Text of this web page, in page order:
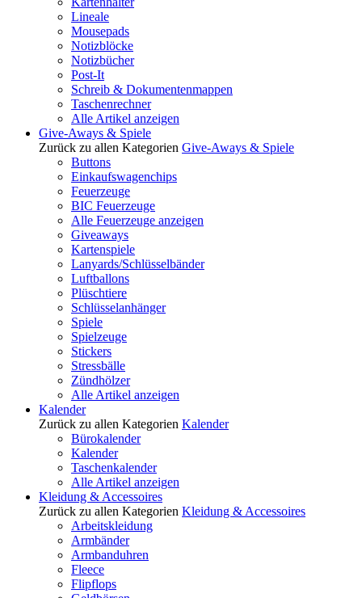
Lineale
Mousepads
Notizblöcke
Notizbücher
Post-It
Schreib & Dokumentenmappen
Taschenrechner
Alle Artikel anzeigen
Give-Aways & Spiele
Zurück zu allen Kategorien Give-Aways & Spiele
Buttons
Einkaufswagenchips
Feuerzeuge
BIC Feuerzeuge
Alle Feuerzeuge anzeigen
Giveaways
Kartenspiele
Lanyards/Schlüsselbänder
Luftballons
Plüschtiere
Schlüsselanhänger
Spiele
Spielzeuge
Stickers
Stressbälle
Zündhölzer
Alle Artikel anzeigen
Kalender
Zurück zu allen Kategorien Kalender
Bürokalender
Kalender
Taschenkalender
Alle Artikel anzeigen
Kleidung & Accessoires
Zurück zu allen Kategorien Kleidung & Accessoires
Arbeitskleidung
Armbänder
Armbanduhren
Fleece
Flipflops